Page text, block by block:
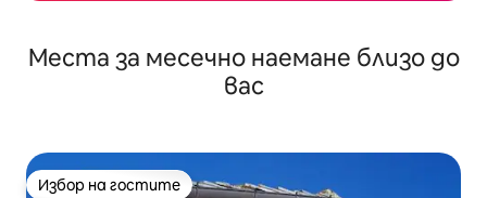
Места за месечно наемане близо до
вас
Избор на гостите
Избор на гостите